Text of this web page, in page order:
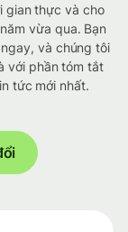
gian thực và cho
vừa qua. Bạn
và chúng tôi
với phần tóm tắt
tức mới nhất.